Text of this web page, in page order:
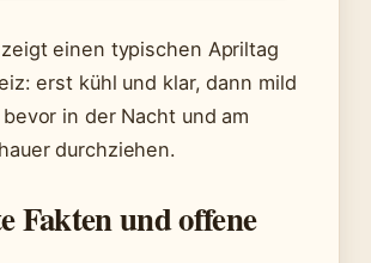
einen typischen Apriltag
erst kühl und klar, dann mild
in der Nacht und am
durchziehen.
Fakten und offene